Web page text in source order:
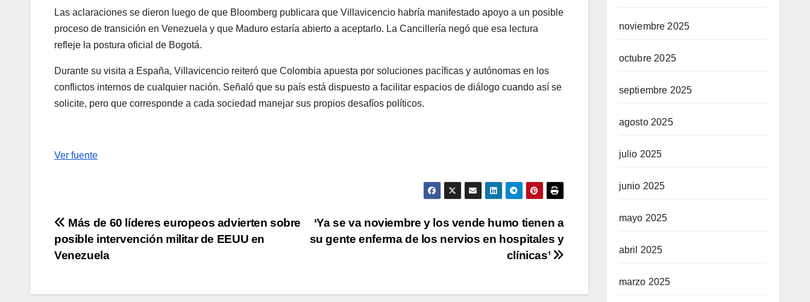
Las aclaraciones se dieron luego de que Bloomberg publicara que Villavicencio habría manifestado apoyo a un posible
proceso de transición en Venezuela y que Maduro estaría abierto a aceptarlo. La Cancillería negó que esa lectura
refleje la postura oficial de Bogotá.
Durante su visita a España, Villavicencio reiteró que Colombia apuesta por soluciones pacíficas y autónomas en los
conflictos internos de cualquier nación. Señaló que su país está dispuesto a facilitar espacios de diálogo cuando así se
solicite, pero que corresponde a cada sociedad manejar sus propios desafíos políticos.
Ver fuente
Navegación
de
‘Ya se va noviembre y los vende humo tienen a
su gente enferma de los nervios en hospitales y
clínicas’
Más de 60 líderes europeos advierten sobre
posible intervención militar de EEUU en
Venezuela
noviembre 2025
octubre 2025
septiembre 2025
agosto 2025
julio 2025
junio 2025
mayo 2025
abril 2025
marzo 2025